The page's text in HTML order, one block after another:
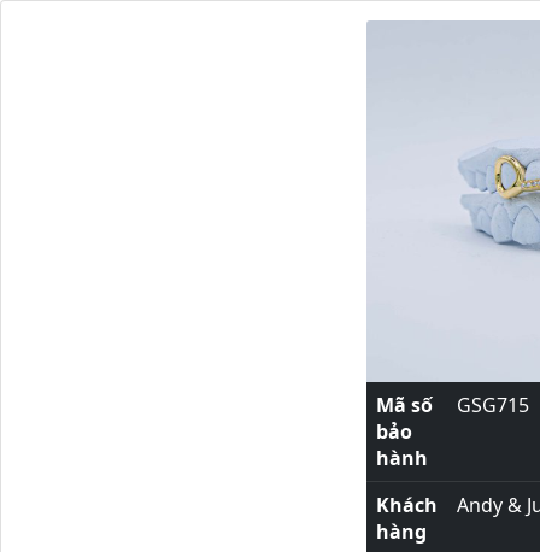
Mã số
bảo
hành
GSG715
Khách
hàng
Andy &